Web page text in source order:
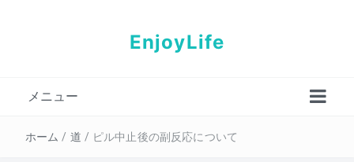
EnjoyLife
メニュー
プロフィール
ホーム / 道 / ピル中止後の副反応について